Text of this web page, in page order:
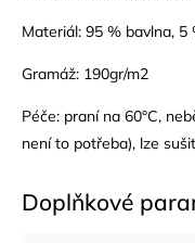
Materiál: 95 % bavlna, 5
Gramáž: 190gr/m2
Péče: praní na 60°C,
není to potřeba), lze
Doplňkové